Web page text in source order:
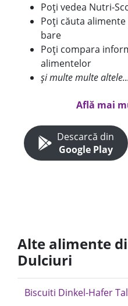
Poți vedea Nutri-
Poți căuta
bare
Poți compara
alimentelor
și multe multe
Află mai
Descarcă din
Google Play
Alte alimente
Dulciuri
Biscuiti Dinkel-Hafer